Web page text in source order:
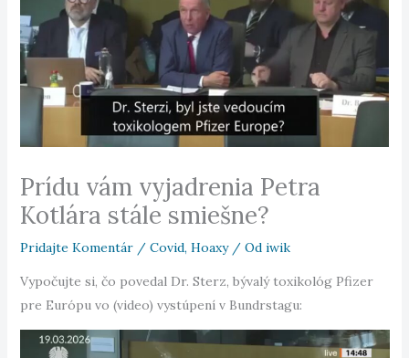
Prídu vám vyjadrenia Petra
Kotlára stále smiešne?
Pridajte Komentár / Covid, Hoaxy/ Od iwik
Vypočujte si, čo povedal Dr. Sterz, bývalý toxikológ Pfizer
pre Európu vo (video) vystúpení v Bundrstagu: